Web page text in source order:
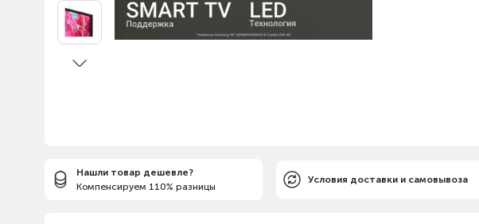
Нашли товар дешевле?
Компенсируем 110% разницы
Условия доставки и самовывоза